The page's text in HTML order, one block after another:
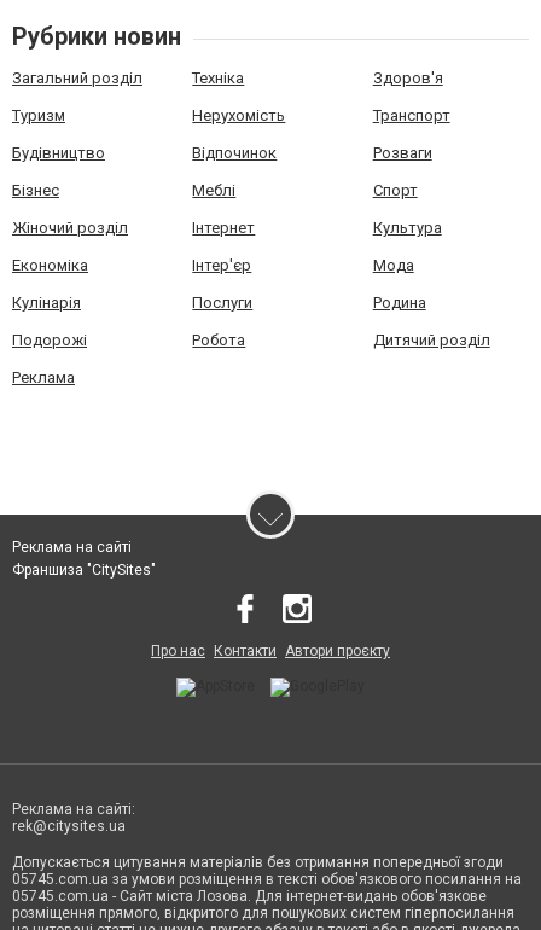
Рубрики новин
Загальний розділ Техніка Здоров'я
Туризм Нерухомість Транспорт
Будівництво Відпочинок Розваги
Бізнес Меблі Спорт
Жіночий розділ Інтернет Культура
Економіка Інтер'єр Мода
Кулінарія Послуги Родина
Подорожі Робота Дитячий розділ
Реклама
Реклама на сайті
Франшиза "CitySites"
Про нас Контакти Автори проєкту
Реклама на сайті:
rek@citysites.ua
Допускається цитування матеріалів без отримання попередньої згоди
05745.com.ua за умови розміщення в тексті обов'язкового посилання на
05745.com.ua - Сайт міста Лозова. Для інтернет-видань обов'язкове
розміщення прямого, відкритого для пошукових систем гіперпосилання